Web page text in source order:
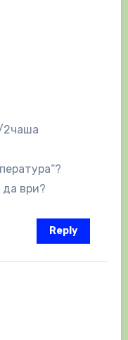
2чаша
да ври?
Reply